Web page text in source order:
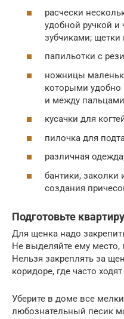
расчески
удобной ручкой
зубчиками;
папильотки с
ножницы
которыми удобно
и между
кусачки для
пилочка для
различная
бантики, заколки
создания
Подготовьте
Для щенка надо
Не выделяйте ему
Нельзя закреплять за
коридоре, где часто
Уберите в доме все
любознательный песик